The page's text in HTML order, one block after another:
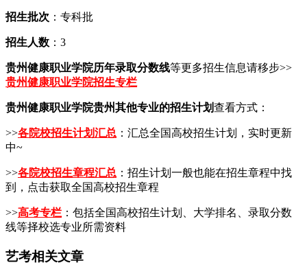
招生批次 ：专科批
招生人数 ：3
贵州健康职业学院历年录取分数线等更多招生信息请移步>>
贵州健康职业学院招生专栏
贵州健康职业学院贵州其他专业的招生计划查看方式：
>>各院校招生计划汇总 ：汇总全国高校招生计划，实时更新
中~
>>各院校招生章程汇总 ：招生计划一般也能在招生章程中找
到，点击获取全国高校招生章程
>>高考专栏 ：包括全国高校招生计划、大学排名、录取分数
线等择校选专业所需资料
艺考相关文章